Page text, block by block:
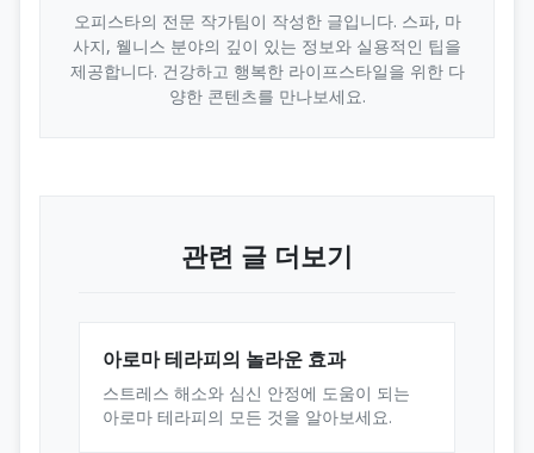
오피스타의 전문 작가팀이 작성한 글입니다. 스파, 마
사지, 웰니스 분야의 깊이 있는 정보와 실용적인 팁을
제공합니다. 건강하고 행복한 라이프스타일을 위한 다
양한 콘텐츠를 만나보세요.
관련 글 더보기
아로마 테라피의 놀라운 효과
스트레스 해소와 심신 안정에 도움이 되는
아로마 테라피의 모든 것을 알아보세요.